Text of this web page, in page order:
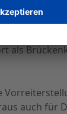
will
als
auch für